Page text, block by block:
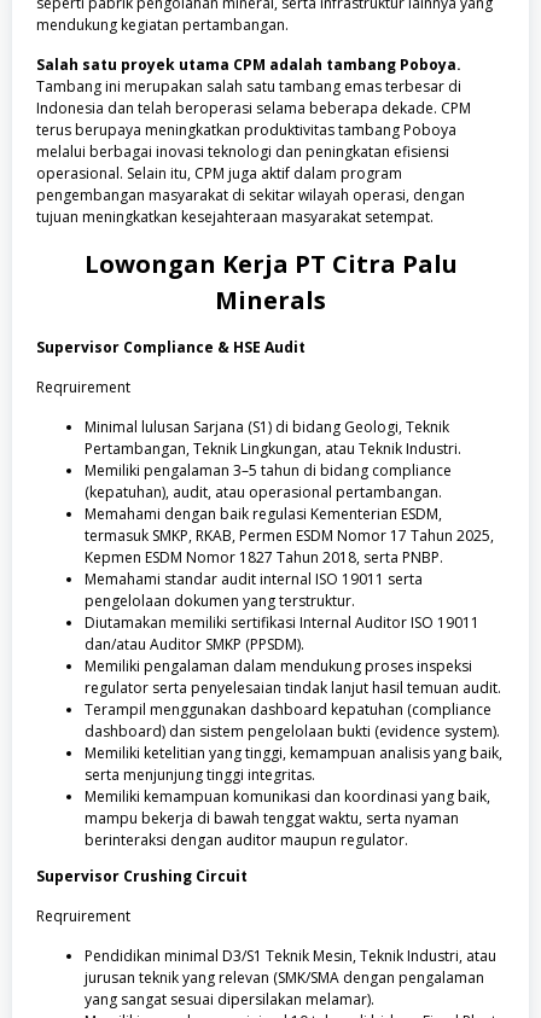
mendukung kegiatan pertambangan.
Salah satu proyek utama CPM adalah tambang Poboya.
Tambang ini merupakan salah satu tambang emas terbesar di
Indonesia dan telah beroperasi selama beberapa dekade. CPM
terus berupaya meningkatkan produktivitas tambang Poboya
melalui berbagai inovasi teknologi dan peningkatan efisiensi
operasional. Selain itu, CPM juga aktif dalam program
pengembangan masyarakat di sekitar wilayah operasi, dengan
tujuan meningkatkan kesejahteraan masyarakat setempat.
Lowongan Kerja PT Citra Palu
Minerals
Supervisor Compliance & HSE Audit
Reqruirement
Minimal lulusan Sarjana (S1) di bidang Geologi, Teknik
Pertambangan, Teknik Lingkungan, atau Teknik Industri.
Memiliki pengalaman 3–5 tahun di bidang compliance
(kepatuhan), audit, atau operasional pertambangan.
Memahami dengan baik regulasi Kementerian ESDM,
termasuk SMKP, RKAB, Permen ESDM Nomor 17 Tahun 2025,
Kepmen ESDM Nomor 1827 Tahun 2018, serta PNBP.
Memahami standar audit internal ISO 19011 serta
pengelolaan dokumen yang terstruktur.
Diutamakan memiliki sertifikasi Internal Auditor ISO 19011
dan/atau Auditor SMKP (PPSDM).
Memiliki pengalaman dalam mendukung proses inspeksi
regulator serta penyelesaian tindak lanjut hasil temuan audit.
Terampil menggunakan dashboard kepatuhan (compliance
dashboard) dan sistem pengelolaan bukti (evidence system).
Memiliki ketelitian yang tinggi, kemampuan analisis yang baik,
serta menjunjung tinggi integritas.
Memiliki kemampuan komunikasi dan koordinasi yang baik,
mampu bekerja di bawah tenggat waktu, serta nyaman
berinteraksi dengan auditor maupun regulator.
Supervisor Crushing Circuit
Reqruirement
Pendidikan minimal D3/S1 Teknik Mesin, Teknik Industri, atau
jurusan teknik yang relevan (SMK/SMA dengan pengalaman
yang sangat sesuai dipersilakan melamar).